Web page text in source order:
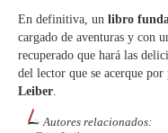
En definitiva, un libro
cargado de aventuras y con
recuperado que hará las
del lector que se acerque
Leiber.
Autores relacionados: